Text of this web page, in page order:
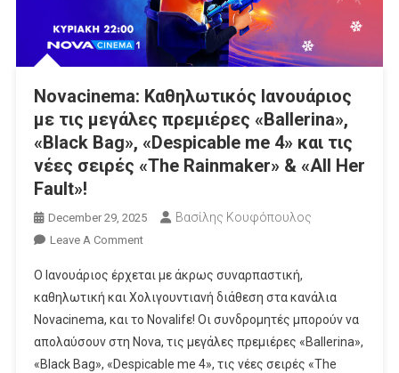
The
British
Film
Awards
2026
Και
Άγιο
Βαλεντίνο
Novacinema: Καθηλωτικός Ιανουάριος
με τις μεγάλες πρεμιέρες «Ballerina»,
«Black Bag», «Despicable me 4» και τις
νέες σειρές «The Rainmaker» & «All Her
Fault»!
December 29, 2025 Βασίλης Κουφόπουλος
Leave A CommentOn
Καθηλωτικός
Ιανουάριος
Με
Τις
Μεγάλες
Ο Ιανουάριος έρχεται με άκρως συναρπαστική,
καθηλωτική και Χολιγουντιανή διάθεση στα κανάλια
Novacinema, και τo Novalifε! Οι συνδρομητές μπορούν να
απολαύσουν στη Nova, τις μεγάλες πρεμιέρες «Ballerina»,
«Black Bag», «Despicable me 4», τις νέες σειρές «The